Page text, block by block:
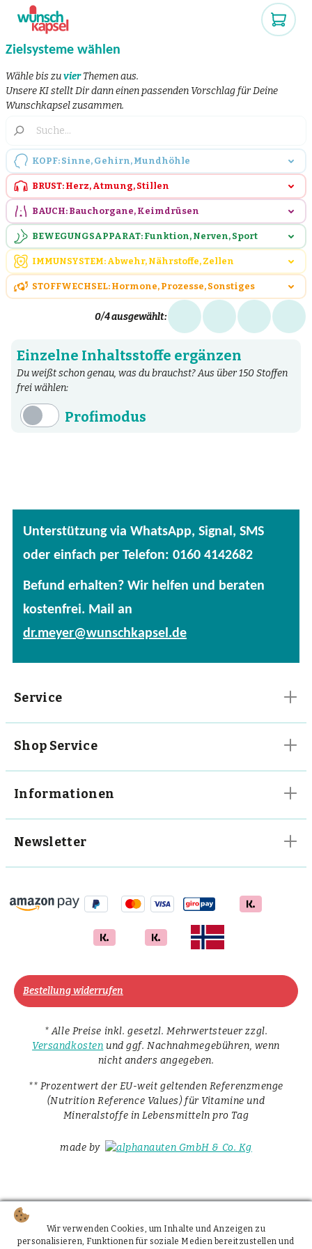
Zielsysteme wählen
Wähle bis zuvierThemen aus.
Unsere KI stellt Dir dann einen passenden Vorschlag für Deine
Wunschkapsel zusammen.
KOPF: Sinne, Gehirn, Mundhöhle
BRUST: Herz, Atmung, Stillen
BAUCH: Bauchorgane, Keimdrüsen
BEWEGUNGSAPPARAT: Funktion, Nerven, Sport
IMMUNSYSTEM: Abwehr, Nährstoffe, Zellen
STOFFWECHSEL: Hormone, Prozesse, Sonstiges
0/4 ausgewählt:
Einzelne Inhaltsstoffe ergänzen
Du weißt schon genau, was du brauchst? Aus über 150 Stoffen
frei wählen:
Profimodus
Fertige Mischungen
Kräuter
Vitalpilze
Vitamine
Unterstützung via WhatsApp, Signal, SMS
oder einfach per Telefon: 0160 4142682
Befund erhalten? Wir helfen und beraten
kostenfrei. Mail an
dr.meyer@wunschkapsel.de
Service
Shop Service
Informationen
Newsletter
Bestellung widerrufen
* Alle Preise inkl. gesetzl. Mehrwertsteuer zzgl.
Versandkosten und ggf. Nachnahmegebühren, wenn
nicht anders angegeben.
** Prozentwert der EU-weit geltenden Referenzmenge
(Nutrition Reference Values) für Vitamine und
Mineralstoffe in Lebensmitteln pro Tag
made by
Wir verwenden Cookies, um Inhalte und Anzeigen zu
personalisieren, Funktionen für soziale Medien bereitzustellen und